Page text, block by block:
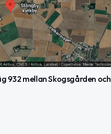
932 mellan Skogsgården och